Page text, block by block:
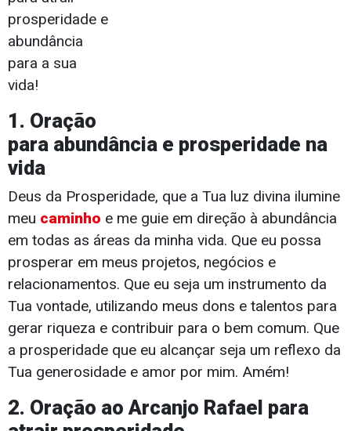
prosperidade e
abundância
para a sua
vida!
1. Oração
para abundância e prosperidade na
vida
Deus da Prosperidade, que a Tua luz divina ilumine
meu caminho e me guie em direção à abundância
em todas as áreas da minha vida. Que eu possa
prosperar em meus projetos, negócios e
relacionamentos. Que eu seja um instrumento da
Tua vontade, utilizando meus dons e talentos para
gerar riqueza e contribuir para o bem comum. Que
a prosperidade que eu alcançar seja um reflexo da
Tua generosidade e amor por mim. Amém!
2. Oração ao Arcanjo Rafael para